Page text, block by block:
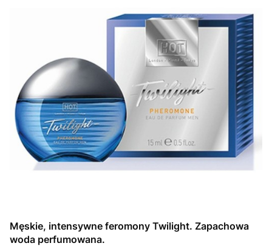
Męskie, intensywne feromony Twilight. Zapachowa
woda perfumowana.